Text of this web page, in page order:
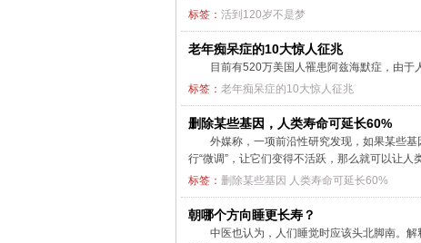
标签： 活到120岁不是梦
老年痴呆症的10大惊人征兆
目前有520万美国人罹患阿兹海默症，由于
标签： 老年痴呆症的10大惊人征兆
删除某些基因，人类寿命可延长60%
外媒称，一项前沿性研究发现，如果某些
行“微调”，让它们变得不活跃，那么就可以让人
标签： 删除某些基因 人类寿命可延长60%
朝哪个方向睡更长寿？
中医也认为，人们睡觉时应该头北脚南。